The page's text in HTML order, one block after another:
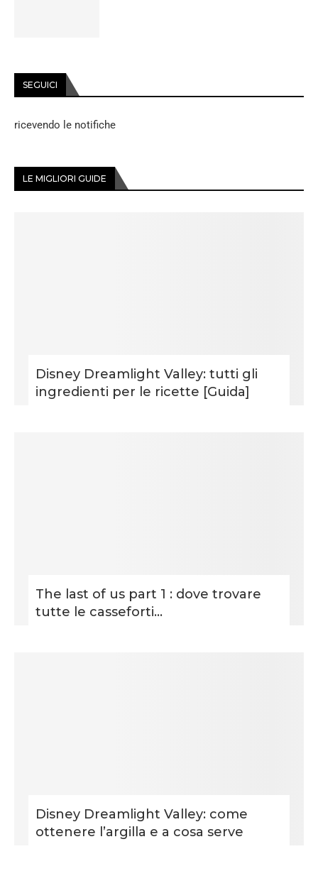
SEGUICI
ricevendo le notifiche
LE MIGLIORI GUIDE
Disney Dreamlight Valley: tutti gli
ingredienti per le ricette [Guida]
The last of us part 1 : dove trovare
tutte le casseforti...
Disney Dreamlight Valley: come
ottenere l’argilla e a cosa serve